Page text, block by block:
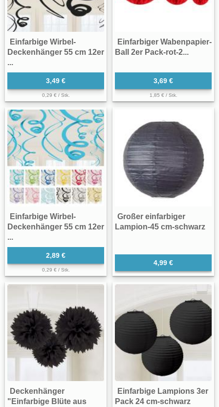
Einfarbige Wirbel-
Deckenhänger 55 cm 12er
...
3,49 €
0,29 € / Stk.
Einfarbiger Wabenpapier-
Ball 2er Pack-rot-2...
3,69 €
1,85 € / Stk.
Einfarbige Wirbel-
Deckenhänger 55 cm 12er
...
2,89 €
0,29 € / Stk.
Großer einfarbiger
Lampion-45 cm-schwarz
4,99 €
Deckenhänger
"Einfarbige Blüte aus
Einfarbige Lampions 3er
Pack 24 cm-schwarz